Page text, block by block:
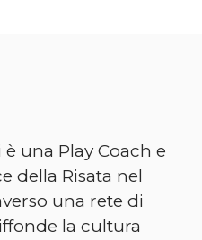
una Play Coach e
della Risata nel
una rete di
la cultura